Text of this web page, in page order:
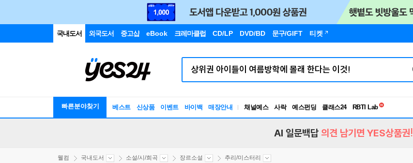
국내도서 외국도서 중고샵 eBook 크레마클럽 CD/LP DVD/BD 문구/GIFT 티켓
빠른분야찾기 베스트 신상품 이벤트 바이백 매장안내 채널예스 사락 예스펀딩 클래스24
RBTI Lab
독서유형검사
AI 일문백답 의견 남기면 YES상품권!
웰컴 국내도서 소설/시/희곡 장르소설 추리/미스터리